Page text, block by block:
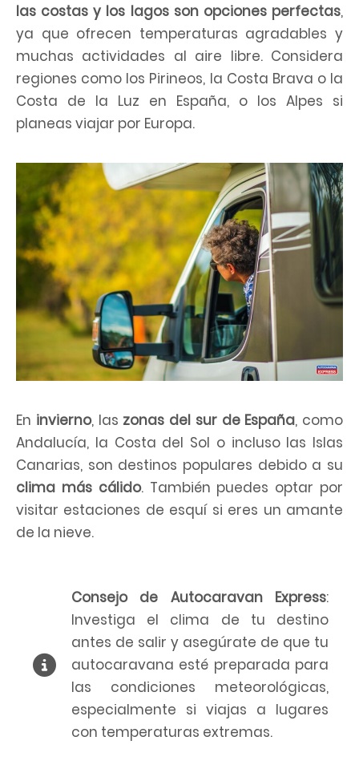
las costas y los lagos son opciones perfectas,
ya que ofrecen temperaturas agradables y
muchas actividades al aire libre. Considera
regiones como los Pirineos, la Costa Brava o la
Costa de la Luz en España, o los Alpes si
planeas viajar por Europa.
En invierno, las zonas del sur de España, como
Andalucía, la Costa del Sol o incluso las Islas
Canarias, son destinos populares debido a su
clima más cálido. También puedes optar por
visitar estaciones de esquí si eres un amante
de la nieve.
Consejo de Autocaravan Express:
Investiga el clima de tu destino
antes de salir y asegúrate de que tu
autocaravana esté preparada para
las condiciones meteorológicas,
especialmente si viajas a lugares
con temperaturas extremas.